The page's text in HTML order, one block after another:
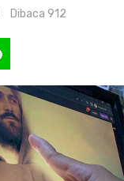
Dibaca 912